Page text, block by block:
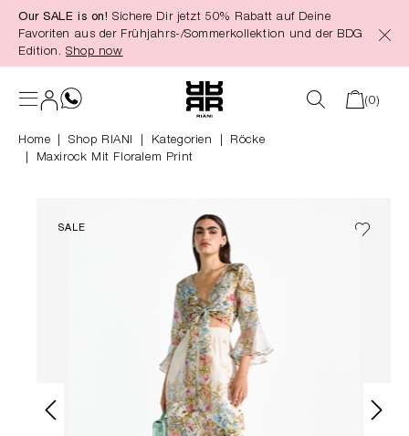
springen
Our SALE is on! Sichere Dir jetzt 50% Rabatt auf Deine
Favoriten aus der Frühjahrs-/Sommerkollektion und der BDG
Edition. Shop now
(0)
Home Shop RIANI Kategorien
Röcke
Maxirock Mit Floralem Print
SALE